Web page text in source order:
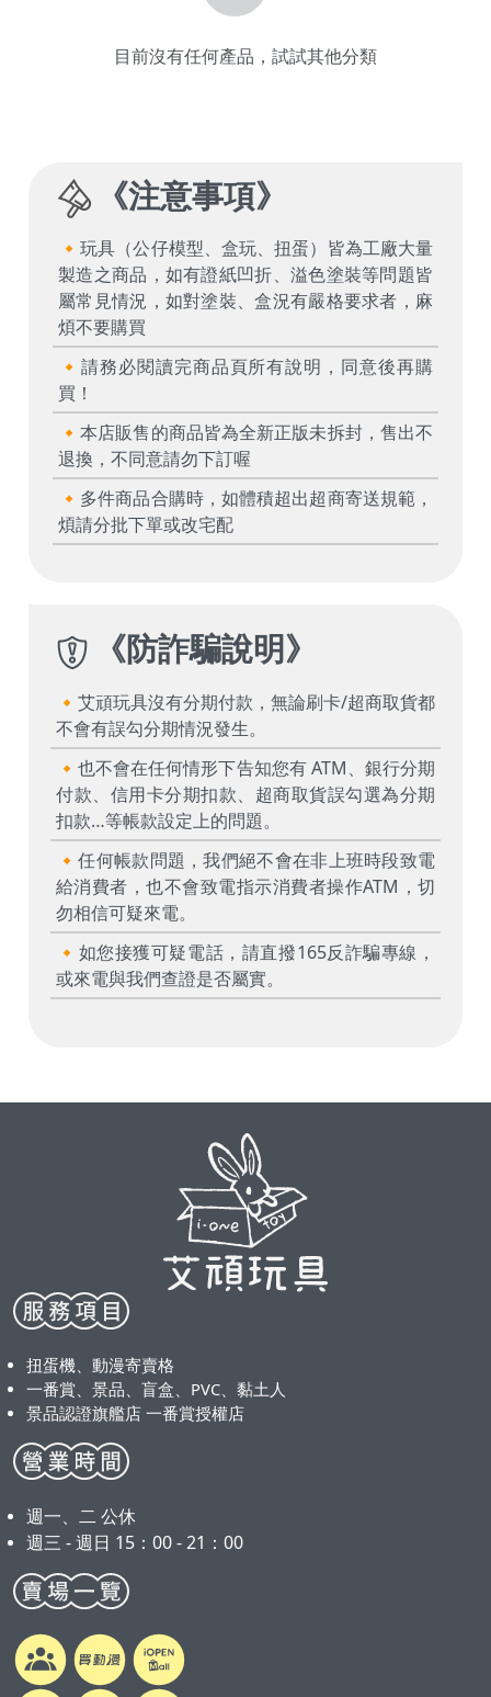
目前沒有任何產品，試試其他分類
《注意事項》
🔸玩具（公仔模型、盒玩、扭蛋）皆為工廠大量
製造之商品，如有證紙凹折、溢色塗裝等問題皆
屬常見情況，如對塗裝、盒況有嚴格要求者，麻
煩不要購買
🔸請務必閱讀完商品頁所有說明，同意後再購
買！
🔸本店販售的商品皆為全新正版未拆封，售出不
退換，不同意請勿下訂喔
🔸多件商品合購時，如體積超出超商寄送規範，
煩請分批下單或改宅配
《防詐騙說明》
🔸艾頑玩具沒有分期付款，無論刷卡/超商取貨都
不會有誤勾分期情況發生。
🔸也不會在任何情形下告知您有 ATM、銀行分期
付款、信用卡分期扣款、超商取貨誤勾選為分期
扣款…等帳款設定上的問題。
🔸任何帳款問題，我們絕不會在非上班時段致電
給消費者，也不會致電指示消費者操作ATM，切
勿相信可疑來電。
🔸如您接獲可疑電話，請直撥165反詐騙專線，
或來電與我們查證是否屬實。
扭蛋機、動漫寄賣格
一番賞、景品、盲盒、PVC、黏土人
景品認證旗艦店 一番賞授權店
週一、二 公休
週三 - 週日 15：00 - 21：00